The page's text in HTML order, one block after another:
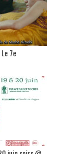
7e